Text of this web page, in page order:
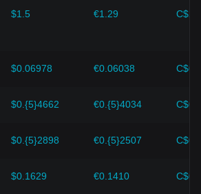
$1.5 €1.29
$0.06978 €0.06038
$0.{5}4662 €0.{5}4034
$0.{5}2898 €0.{5}2507
$0.1629 €0.1410